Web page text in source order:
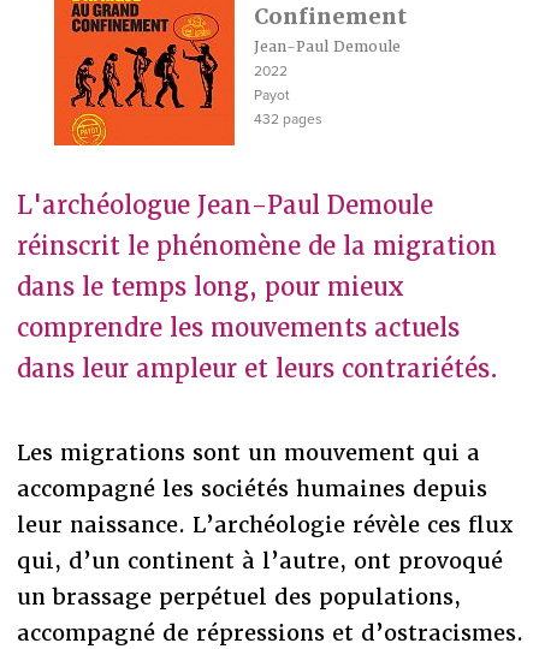
Confinement
Jean-Paul Demoule
2022
Payot
432 pages
L'archéologue Jean-Paul Demoule
réinscrit le phénomène de la migration
dans le temps long, pour mieux
comprendre les mouvements actuels
dans leur ampleur et leurs contrariétés.
Les migrations sont un mouvement qui a
accompagné les sociétés humaines depuis
leur naissance. L’archéologie révèle ces flux
qui, d’un continent à l’autre, ont provoqué
un brassage perpétuel des populations,
accompagné de répressions et d’ostracismes.